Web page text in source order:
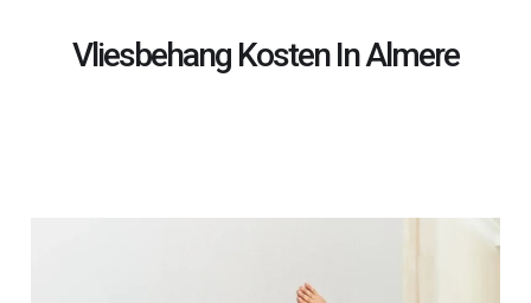
Vliesbehang Kosten In Almere